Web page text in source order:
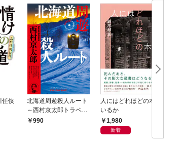
侠
北海道周遊殺人ルート
～西村京太郎トラベル
ミステリー・セレクシ
990
人にはどれほどの本が
いるか
1,980
新着